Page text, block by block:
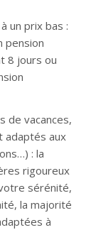
un prix bas :
pension
8 jours ou
de vacances,
adaptés aux
: la
rigoureux
sérénité,
la majorité
à